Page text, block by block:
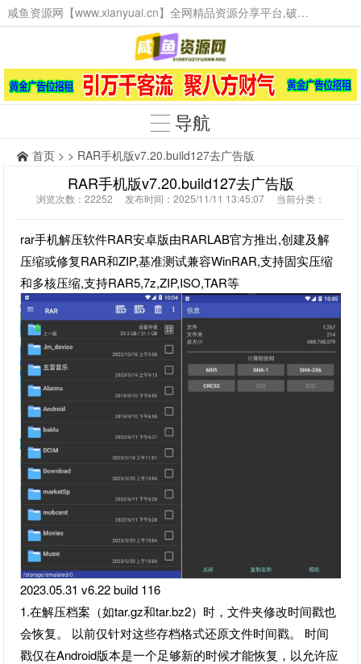
咸鱼资源网【www.xianyuai.cn】全网精品资源分享平台,破解软件,技术源码,火爆项目,工具辅助,这里无所不有。
导航
首页 > > RAR手机版v7.20.build127去广告版
RAR手机版v7.20.build127去广告版
浏览次数：22252 发布时间：2025/11/11 13:45:07 当前分类：
rar手机解压软件RAR安卓版由RARLAB官方推出,创建及解
压缩或修复RAR和ZIP,基准测试兼容WinRAR,支持固实压缩
和多核压缩,支持RAR5,7z,ZIP,ISO,TAR等
2023.05.31 v6.22 build 116
1.在解压档案（如tar.gz和tar.bz2）时，文件夹修改时间戳也
会恢复。 以前仅针对这些存档格式还原文件时间戳。 时间
戳仅在Android版本是一个足够新的时候才能恢复，以允许应